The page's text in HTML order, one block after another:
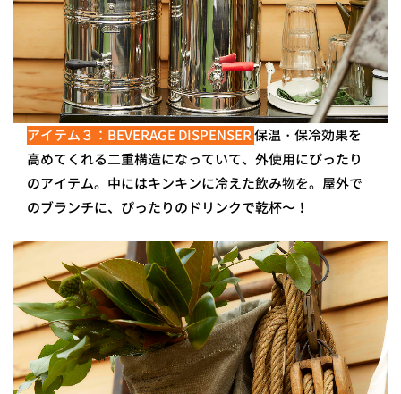
アイテム３：BEVERAGE DISPENSER保温・保冷効果を
高めてくれる二重構造になっていて、外使用にぴったり
のアイテム。中にはキンキンに冷えた飲み物を。屋外で
のブランチに、ぴったりのドリンクで乾杯〜！